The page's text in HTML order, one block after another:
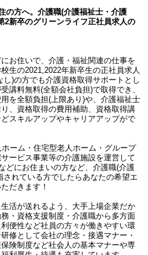
の方へ。介護職(介護福祉士・介護
2新卒のグリーンライフ正社員求人の
お住いで、介護・福祉関連の仕事を
生の2021,2022年新卒生の正社員求人
)の方でも介護資格取得サポートとし
講料無料(全額会社負担)で取得でき、
を全額負担(上限あり)や、介護福祉士
、資格取得の費用補助、資格取得講
スキルアップやキャリアアップがで
ーム・住宅型老人ホーム・グループ
ービス事業等の介護施設を運営して
どにお住まいの方など、介護職(介護
れている方でしたらあなたの希望エ
だきます！
活が送れるよう、大手上場企業だか
・資格支援制度・介護職から多方面
便性など社員の方々が働きやすい環
修として会社の理念・接遇マナー・
険制度など社会人の基本マナーや専